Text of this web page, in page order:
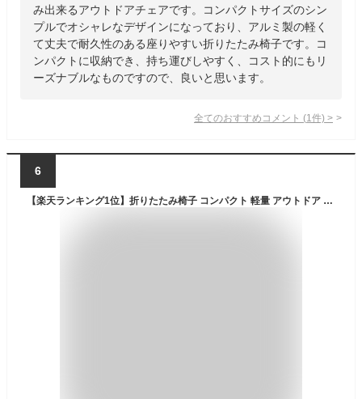
み出来るアウトドアチェアです。コンパクトサイズのシン
プルでオシャレなデザインになっており、アルミ製の軽く
て丈夫で耐久性のある座りやすい折りたたみ椅子です。コ
ンパクトに収納でき、持ち運びしやすく、コスト的にもリ
ーズナブルなものですので、良いと思います。
全てのおすすめコメント (1 件) >
6
【楽天ランキング1位】折りたたみ椅子 コンパクト 軽量 アウトドア アウトドアチェア 折りたたみチェア ポータブル 折り畳み椅子 イス いす 持ち運び 携帯 アルミ ミニ 軽い 子供 小さい キャンプ スポーツ観戦 室内 運動会 おしゃれ 釣り イベント フェス 収納袋